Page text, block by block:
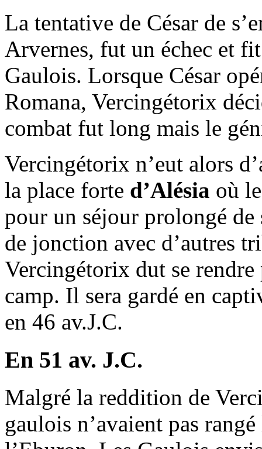
La tentative de César de
Arvernes, fut un échec et
Gaulois. Lorsque César
Romana, Vercingétorix
combat fut long mais le
Vercingétorix n’eut alors
la place forte d’Alésia où
pour un séjour prolongé de
de jonction avec d’autres
Vercingétorix dut se rendre
camp. Il sera gardé en
en 46 av.J.C.
En 51 av. J.C.
Malgré la reddition de
gaulois n’avaient pas